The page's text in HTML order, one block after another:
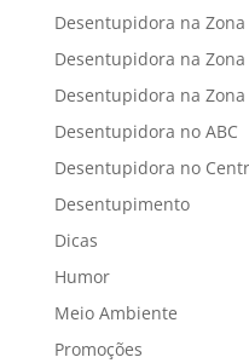
Desentupidora na
Desentupidora na
Desentupidora na Zona
Desentupidora no ABC
Desentupidora no
Desentupimento
Dicas
Humor
Meio Ambiente
Promoções